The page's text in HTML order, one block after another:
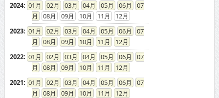
2024: 01 02 03 04 05 06
07
08
09 10 11
12
2023: 01 02 03 04 05 06
07
08
09 10 11
12
2022: 01 02 03 04 05 06
07
08
09 10 11
12
2021: 01 02 03 04 05 06
07
08
09 10 11
12